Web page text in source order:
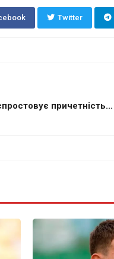
Twitter
причетність...